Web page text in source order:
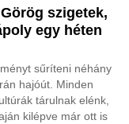
szigetek,
egy héten
sűríteni néhány
hajóút. Minden
tárulnak elénk,
kilépve már ott is